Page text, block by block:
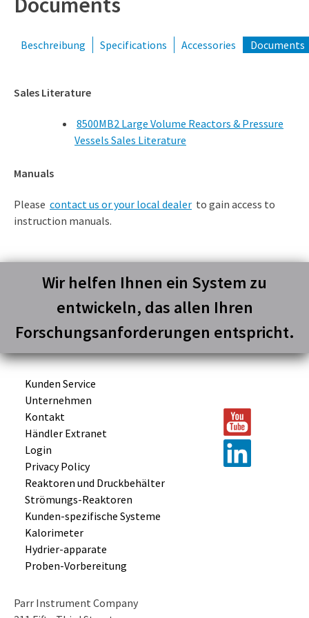
Beschreibung Specifications Accessories Documents
Sales Literature
8500MB2 Large Volume Reactors & Pressure
Vessels Sales Literature
Manuals
Please contact us or your local dealer to gain access to
instruction manuals.
Wir helfen Ihnen ein System zu
entwickeln, das allen Ihren
Forschungsanforderungen entspricht.
Kunden Service
Unternehmen
Kontakt
Händler Extranet
Login
Privacy Policy
Reaktoren und Druckbehälter
Strömungs-Reaktoren
Kunden-spezifische Systeme
Kalorimeter
Hydrier-apparate
Proben-Vorbereitung
Parr Instrument Company